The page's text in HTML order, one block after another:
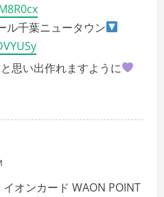
ル千葉ニュータウン
思い出作れますように
オンカード WAON POINT